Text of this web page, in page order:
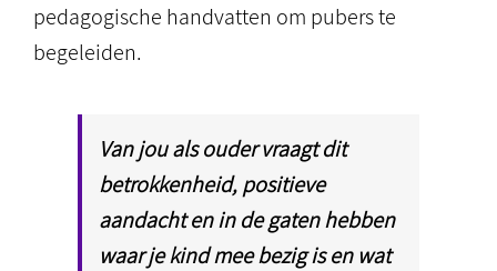
pedagogische handvatten om pubers te
begeleiden.
Van jou als ouder vraagt dit
betrokkenheid, positieve
aandacht en in de gaten hebben
waar je kind mee bezig is en wat